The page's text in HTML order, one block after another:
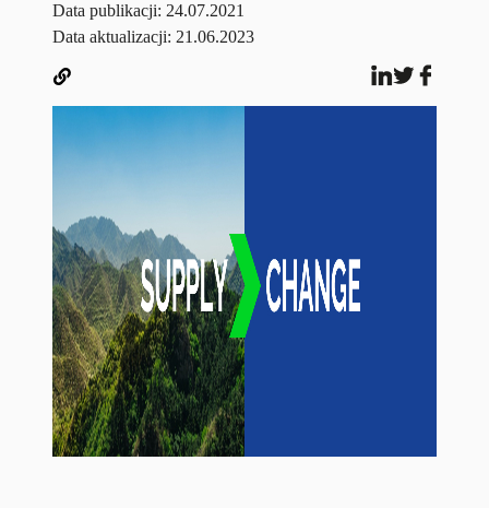
Data publikacji: 24.07.2021
Data aktualizacji: 21.06.2023